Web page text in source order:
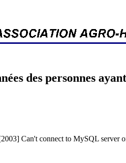
des personnes
Can't connect to MySQL server